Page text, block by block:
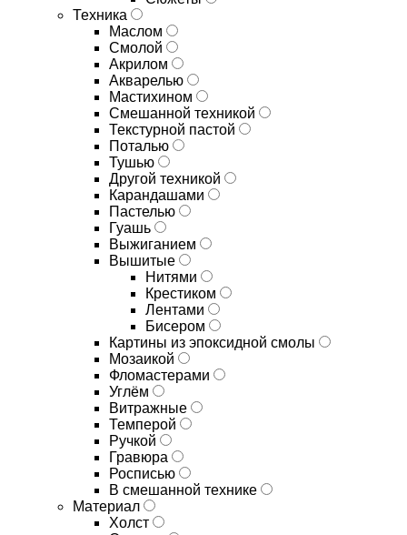
Техника
Маслом
Смолой
Акрилом
Акварелью
Мастихином
Смешанной техникой
Текстурной пастой
Поталью
Тушью
Другой техникой
Карандашами
Пастелью
Гуашь
Выжиганием
Вышитые
Нитями
Крестиком
Лентами
Бисером
Картины из эпоксидной смолы
Мозаикой
Фломастерами
Углём
Витражные
Темперой
Ручкой
Гравюра
Росписью
В смешанной технике
Материал
Холст